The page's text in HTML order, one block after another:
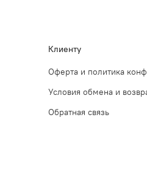
Клиенту
Оферта и политика
Условия обмена и
Обратная связь